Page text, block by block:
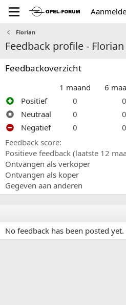
Florian
Feedback profile - Florian
Feedbackoverzicht
1 maand 6
Positief
0 0
Neutraal
0 0
Negatief
0 0
Feedback score
Positieve feedback (laatste 12
Ontvangen als verkoper
Ontvangen als koper
Gegeven aan anderen
No feedback has been posted yet.